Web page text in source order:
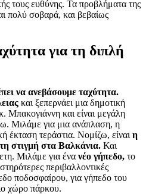
τους ευθύνης. Τα προβλήματα της
πολύ σοβαρά, και βεβαίως
για τη διπλή
να ανεβάσουμε ταχύτητα.
και ξεπερνάει μια δημοτική
Μπακογιάννη και είναι μεγάλη
Μιλάμε για μια ανάπλαση, η
έκταση τεράστια. Νομίζω, είναι η
στιγμή στα Βαλκάνια. Και
Μιλάμε για ένα νέο γήπεδο, το
περιβαλλοντικές
ποδοσφαίρου, για γήπεδο του
χώρο πάρκου.